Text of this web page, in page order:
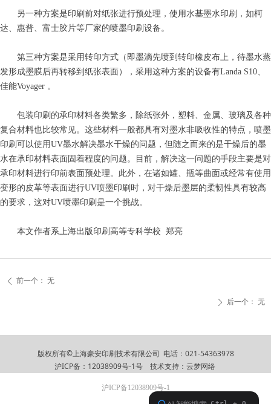
另一种方案是印刷前对纸张进行预处理，使用水基墨水印刷，如柯
达、惠普、富士胶片等厂家的喷墨印刷设备。
第三种方案是采用转印方式（即墨滴先喷到转印橡皮布上，待墨水蒸
发形成墨膜后再转移到纸张表面），采用这种方案的设备有Landa S10、
佳能Voyager 。
包装印刷的承印材料各类繁多，除纸张外，塑料、金属、玻璃及各种
复合材料也比较常见。这些材料一般都具有对墨水非吸收性的特点，喷墨
印刷可以使用UV墨水解决墨水干燥的问题，但随之而来的是干燥后的墨
水在承印材料表面固着程度的问题。目前，解决这一问题的手段主要是对
承印材料进行印前表面预处理。此外，在诸如罐、瓶等曲面或经常有使用
变形的皮革等表面进行UV喷墨印刷时，对干燥后墨层的柔韧性具有较高
的要求，这对UV喷墨印刷是一个挑战。
本文作者系上海出版印刷高等专科学校 郑亮
ꄴ 前一个： 无
ꄲ 后一个： 无
版权所有©上海豪安印刷技术有限公司 电话：021-54363978
沪ICP备：12038909号-1号
技术支持： 云梦网络
沪ICP备12038909号-1